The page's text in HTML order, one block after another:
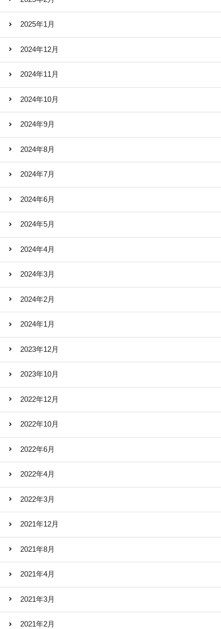
2025年1月
2024年12月
2024年11月
2024年10月
2024年9月
2024年8月
2024年7月
2024年6月
2024年5月
2024年4月
2024年3月
2024年2月
2024年1月
2023年12月
2023年10月
2022年12月
2022年10月
2022年6月
2022年4月
2022年3月
2021年12月
2021年8月
2021年4月
2021年3月
2021年2月